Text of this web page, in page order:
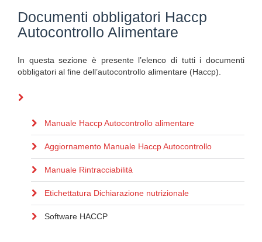
Documenti obbligatori Haccp
Autocontrollo Alimentare
In questa sezione è presente l’elenco di tutti i documenti
obbligatori al fine dell’autocontrollo alimentare (Haccp).
Manuale Haccp Autocontrollo alimentare
Aggiornamento Manuale Haccp Autocontrollo
Manuale Rintracciabilità
Etichettatura Dichiarazione nutrizionale
Software HACCP